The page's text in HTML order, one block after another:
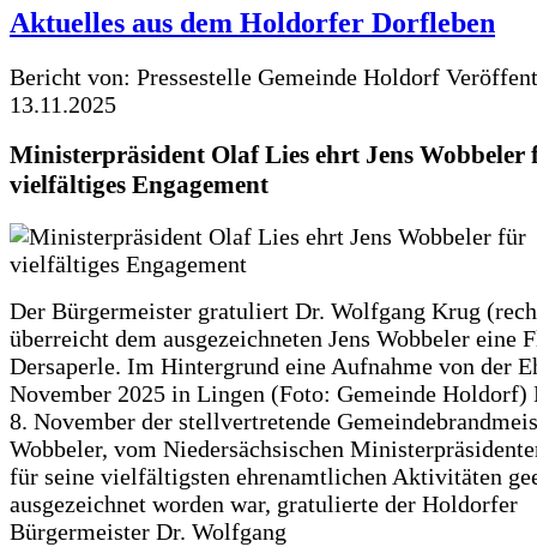
Aktuelles aus dem Holdorfer Dorfleben
Bericht von: Pressestelle Gemeinde Holdorf
13.11.2025
Ministerpräsident Olaf Lies ehrt Jens Wobbeler
vielfältiges Engagement
Der Bürgermeister gratuliert Dr. Wolfgang Krug
überreicht dem ausgezeichneten Jens Wobbeler eine
Dersaperle. Im Hintergrund eine Aufnahme von der
November 2025 in Lingen (Foto: Gemeinde Holdorf)
8. November der stellvertretende
Wobbeler, vom Niedersächsischen
für seine vielfältigsten ehrenamtlichen Aktivitäten
ausgezeichnet worden war, gratulierte der Holdorfer
Bürgermeister Dr. Wolfgang